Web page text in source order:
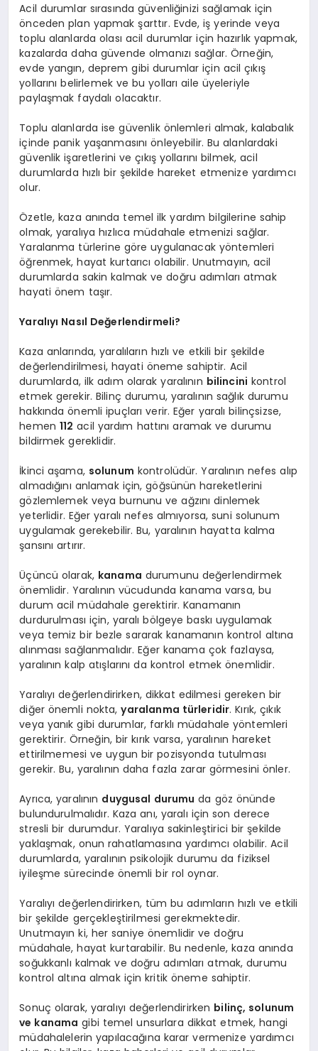
Acil durumlar sırasında güvenliğinizi sağlamak için
önceden plan yapmak şarttır. Evde, iş yerinde veya
toplu alanlarda olası acil durumlar için hazırlık yapmak,
kazalarda daha güvende olmanızı sağlar. Örneğin,
evde yangın, deprem gibi durumlar için acil çıkış
yollarını belirlemek ve bu yolları aile üyeleriyle
paylaşmak faydalı olacaktır.
Toplu alanlarda ise güvenlik önlemleri almak, kalabalık
içinde panik yaşanmasını önleyebilir. Bu alanlardaki
güvenlik işaretlerini ve çıkış yollarını bilmek, acil
durumlarda hızlı bir şekilde hareket etmenize yardımcı
olur.
Özetle, kaza anında temel ilk yardım bilgilerine sahip
olmak, yaralıya hızlıca müdahale etmenizi sağlar.
Yaralanma türlerine göre uygulanacak yöntemleri
öğrenmek, hayat kurtarıcı olabilir. Unutmayın, acil
durumlarda sakin kalmak ve doğru adımları atmak
hayati önem taşır.
Yaralıyı Nasıl Değerlendirmeli?
Kaza anlarında, yaralıların hızlı ve etkili bir şekilde
değerlendirilmesi, hayati öneme sahiptir. Acil
durumlarda, ilk adım olarak yaralının bilincini kontrol
etmek gerekir. Bilinç durumu, yaralının sağlık durumu
hakkında önemli ipuçları verir. Eğer yaralı bilinçsizse,
hemen 112 acil yardım hattını aramak ve durumu
bildirmek gereklidir.
İkinci aşama, solunum kontrolüdür. Yaralının nefes alıp
almadığını anlamak için, göğsünün hareketlerini
gözlemlemek veya burnunu ve ağzını dinlemek
yeterlidir. Eğer yaralı nefes almıyorsa, suni solunum
uygulamak gerekebilir. Bu, yaralının hayatta kalma
şansını artırır.
Üçüncü olarak, kanama durumunu değerlendirmek
önemlidir. Yaralının vücudunda kanama varsa, bu
durum acil müdahale gerektirir. Kanamanın
durdurulması için, yaralı bölgeye baskı uygulamak
veya temiz bir bezle sararak kanamanın kontrol altına
alınması sağlanmalıdır. Eğer kanama çok fazlaysa,
yaralının kalp atışlarını da kontrol etmek önemlidir.
Yaralıyı değerlendirirken, dikkat edilmesi gereken bir
diğer önemli nokta,yaralanma türleridir. Kırık, çıkık
veya yanık gibi durumlar, farklı müdahale yöntemleri
gerektirir. Örneğin, bir kırık varsa, yaralının hareket
ettirilmemesi ve uygun bir pozisyonda tutulması
gerekir. Bu, yaralının daha fazla zarar görmesini önler.
Ayrıca, yaralının duygusal durumu da göz önünde
bulundurulmalıdır. Kaza anı, yaralı için son derece
stresli bir durumdur. Yaralıya sakinleştirici bir şekilde
yaklaşmak, onun rahatlamasına yardımcı olabilir. Acil
durumlarda, yaralının psikolojik durumu da fiziksel
iyileşme sürecinde önemli bir rol oynar.
Yaralıyı değerlendirirken, tüm bu adımların hızlı ve etkili
bir şekilde gerçekleştirilmesi gerekmektedir.
Unutmayın ki, her saniye önemlidir ve doğru
müdahale, hayat kurtarabilir. Bu nedenle, kaza anında
soğukkanlı kalmak ve doğru adımları atmak, durumu
kontrol altına almak için kritik öneme sahiptir.
Sonuç olarak, yaralıyı değerlendirirken bilinç, solunum
ve kanama gibi temel unsurlara dikkat etmek, hangi
müdahalelerin yapılacağına karar vermenize yardımcı